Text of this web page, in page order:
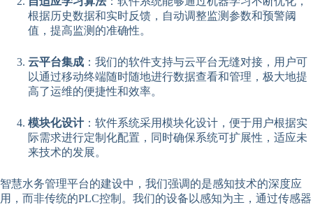
根据历史数据和实时反馈，自动调整监测参数和预警阈
值，提高监测的准确性。
云平台集成 ：我们的软件支持与云平台无缝对接，用户可
以通过移动终端随时随地进行数据查看和管理，极大地提
高了运维的便捷性和效率。
模块化设计：软件系统采用模块化设计，便于用户根据实
际需求进行定制化配置，同时确保系统可扩展性，适应未
来技术的发展。
智慧水务管理平台的建设中，我们强调的是感知技术的深度应
用，而非传统的PLC控制。我们的设备以感知为主，通过传感器